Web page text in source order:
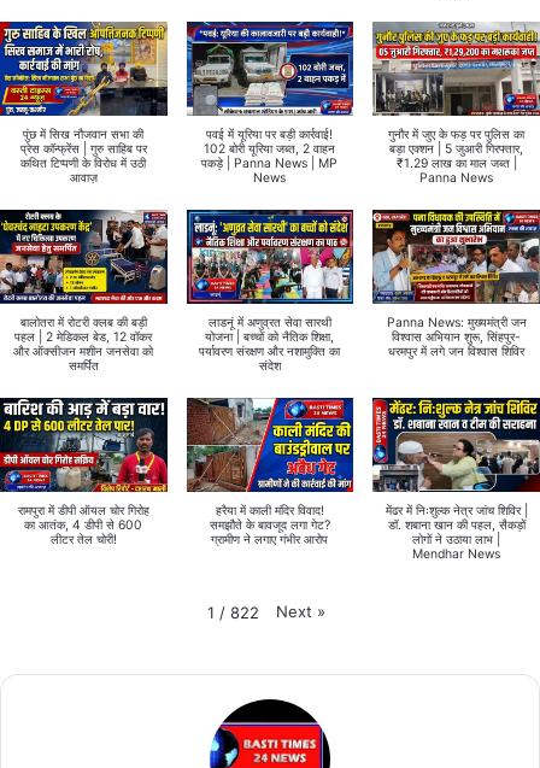
पुंछ में सिख नौजवान सभा की
प्रेस कॉन्फ्रेंस | गुरु साहिब पर
कथित टिप्पणी के विरोध में उठी
आवाज़
पवई में यूरिया पर बड़ी कार्रवाई!
102 बोरी यूरिया जब्त, 2 वाहन
पकड़े | Panna News | MP
News
गुनौर में जुए के फड़ पर पुलिस का
बड़ा एक्शन | 5 जुआरी गिरफ्तार,
₹1.29 लाख का माल जब्त |
Panna News
बालोतरा में रोटरी क्लब की बड़ी
पहल | 2 मेडिकल बेड, 12 वॉकर
और ऑक्सीजन मशीन जनसेवा को
समर्पित
लाडनूं में अणुव्रत सेवा सारथी
योजना | बच्चों को नैतिक शिक्षा,
पर्यावरण संरक्षण और नशामुक्ति का
संदेश
Panna News: मुख्यमंत्री जन
विश्वास अभियान शुरू, सिंहपुर-
धरमपुर में लगे जन विश्वास शिविर
रामपुरा में डीपी ऑयल चोर गिरोह
का आतंक, 4 डीपी से 600
लीटर तेल चोरी!
हरैया में काली मंदिर विवाद!
समझौते के बावजूद लगा गेट?
ग्रामीण ने लगाए गंभीर आरोप
मेंढर में निःशुल्क नेत्र जांच शिविर |
डॉ. शबाना खान की पहल, सैकड़ों
लोगों ने उठाया लाभ |
Mendhar News
1 / 822 Next »